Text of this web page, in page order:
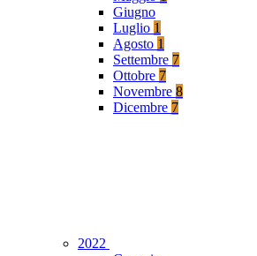
Giugno
Luglio 1
Agosto 1
Settembre 7
Ottobre 7
Novembre 8
Dicembre 7
2022